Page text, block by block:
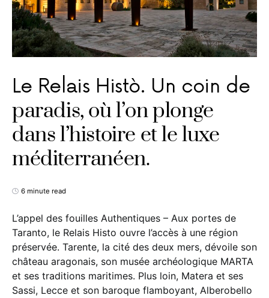
Le Relais Histò. Un coin de
paradis, où l’on plonge
dans l’histoire et le luxe
méditerranéen.
6 minute read
L’appel des fouilles Authentiques – Aux portes de
Taranto, le Relais Histo ouvre l’accès à une région
préservée. Tarente, la cité des deux mers, dévoile son
château aragonais, son musée archéologique MARTA
et ses traditions maritimes. Plus loin, Matera et ses
Sassi, Lecce et son baroque flamboyant, Alberobello